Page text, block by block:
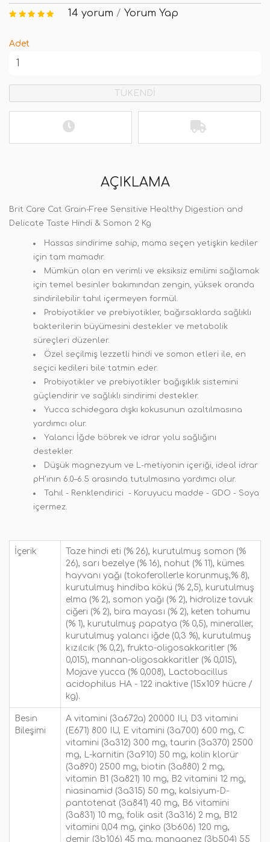
14 yorum / Yorum Yap
Adet
TÜKENDİ
AÇIKLAMA
Brit Care Cat Grain-Free Sensitive Healthy Digestion and
Delicate Taste Hindi & Somon 2 Kg
Hassas sindirime sahip, mama seçen yetişkin kediler
için tam mamadır.
Mümkün olan en verimli ve eksiksiz emilimi sağlamak
için temel besinler bakımından zengin, yüksek oranda
sindirilebilir tahıl içermeyen formül.
Probiyotikler ve prebiyotikler, bağırsaklarda sağlıklı
bakterilerin büyümesini destekler ve metabolik
süreçleri düzenler.
Özel seçilmiş lezzetli hindi ve somon etleri ile, en
seçici kedileri bile tatmin eder.
Probiyotikler ve prebiyotikler bağışıklık sistemini
güçlendirir ve sağlıklı sindirimi destekler.
Yucca schidegara dışkı kokusunun azaltılmasına
yardımcı olur.
Yalancı İğde böbrek ve idrar yolu sağlığını
destekler.
Düşük magnezyum ve L-metiyonin içeriği, ideal idrar
pH'ının 6.0–6.5 arasında tutulmasına yardımcı olur.
Tahıl - Renklendirici - Koruyucu madde - GDO - Soya
içermez.
İçerik
Taze hindi eti (% 26), kurutulmuş somon (%
26), sarı bezelye (% 16), nohut (% 11), kümes
hayvanı yağı (tokoferollerle korunmuş,% 8),
kurutulmuş hindiba kökü (% 2,5), kurutulmuş
elma (% 2), somon yağı (% 2), hidrolize tavuk
ciğeri (% 2), bira mayası (% 2), keten tohumu
(% 1), kurutulmuş papatya (% 0,5), mineraller,
kurutulmuş yalancı iğde (0,3 %), kurutulmuş
kızılcık (% 0,2), frukto-oligosakkaritler (%
0,015), mannan-oligosakkaritler (% 0,015),
Mojave yucca (% 0,008), Lactobacillus
acidophilus HA - 122 inaktive (15x109 hücre /
kg).
Besin
Bileşimi
A vitamini (3a672a) 20000 IU, D3 vitamini
(E671) 800 IU, E vitamini (3a700) 600 mg, C
vitamini (3a312) 300 mg, taurin (3a370) 2500
mg, L-karnitin (3a910) 50 mg, kolin klorür
(3a890) 2500 mg, biotin (3a880) 2 mg,
vitamin B1 (3a821) 10 mg, B2 vitamini 12 mg,
niasinamid (3a315) 50 mg, kalsiyum-D-
pantotenat (3a841) 40 mg, B6 vitamini
(3a831) 10 mg, folik asit (3a316) 2 mg, B12
vitamini 0,04 mg, çinko (3b606) 120 mg,
demir (3b106) 45 mg, manganez (3b504) 55